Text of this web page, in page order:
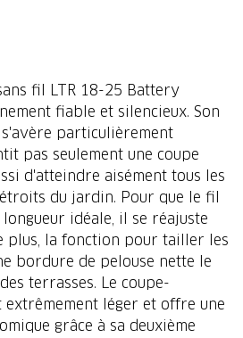
fil LTR 18-25 Battery
fiable et silencieux. Son
particulièrement
pas seulement une coupe
d'atteindre aisément tous les
du jardin. Pour que le fil
idéale, il se réajuste
plus, la fonction pour tailler les
bordure de pelouse nette le
terrasses. Le coupe-
extrêmement léger et offre une
grâce à sa deuxième